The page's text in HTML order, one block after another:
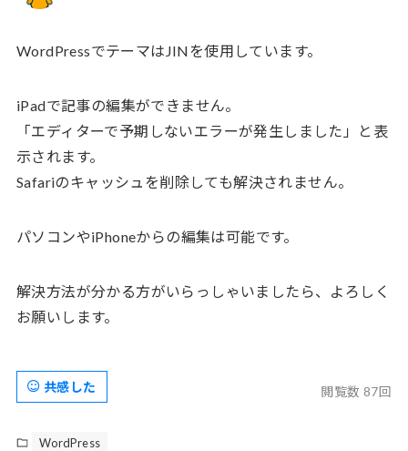
WordPressでテーマはJINを使用しています。
iPadで記事の編集ができません。
「エディターで予期しないエラーが発生しました」と表
示されます。
Safariのキャッシュを削除しても解決されません。
パソコンやiPhoneからの編集は可能です。
解決方法が分かる方がいらっしゃいましたら、よろしく
お願いします。
閲覧数 87回
共感した
WordPress